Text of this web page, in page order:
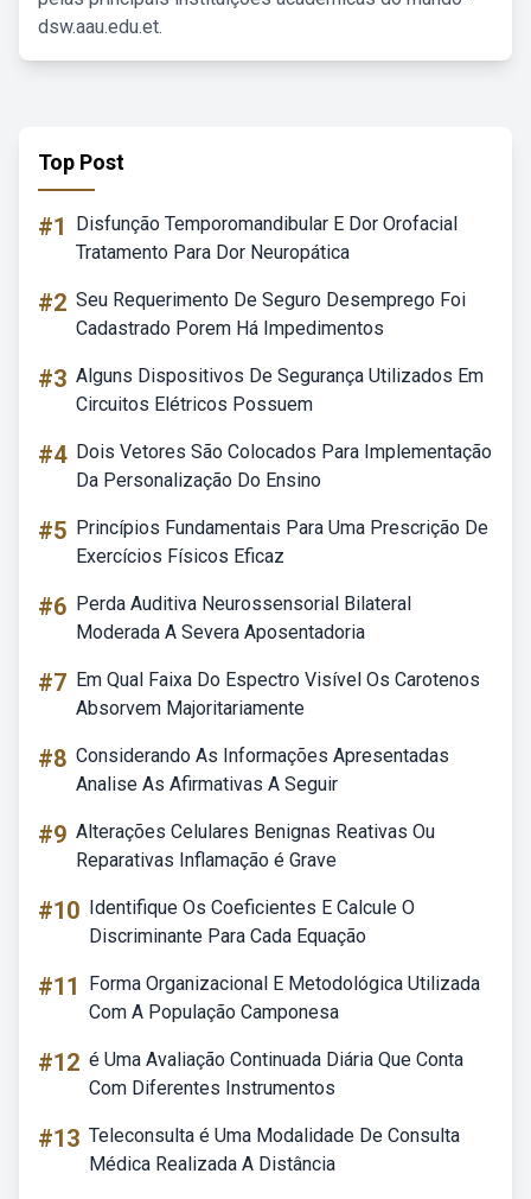
dsw.aau.edu.et.
Top Post
#1
Disfunção Temporomandibular E Dor Orofacial
Tratamento Para Dor Neuropática
#2 Seu Requerimento De Seguro Desemprego Foi
Cadastrado Porem Há Impedimentos
#3 Alguns Dispositivos De Segurança Utilizados Em
Circuitos Elétricos Possuem
#4 Dois Vetores São Colocados Para Implementação
Da Personalização Do Ensino
#5 Princípios Fundamentais Para Uma Prescrição De
Exercícios Físicos Eficaz
#6 Perda Auditiva Neurossensorial Bilateral
Moderada A Severa Aposentadoria
#7 Em Qual Faixa Do Espectro Visível Os Carotenos
Absorvem Majoritariamente
#8 Considerando As Informações Apresentadas
Analise As Afirmativas A Seguir
#9 Alterações Celulares Benignas Reativas Ou
Reparativas Inflamação é Grave
#10 Identifique Os Coeficientes E Calcule O
Discriminante Para Cada Equação
#11
Forma Organizacional E Metodológica Utilizada
Com A População Camponesa
#12 é Uma Avaliação Continuada Diária Que Conta
Com Diferentes Instrumentos
#13 Teleconsulta é Uma Modalidade De Consulta
Médica Realizada A Distância